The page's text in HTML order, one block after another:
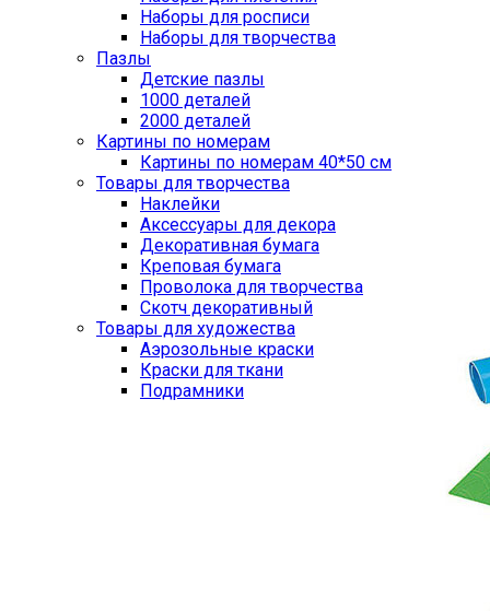
Наборы для росписи
Наборы для творчества
Пазлы
Детские пазлы
1000 деталей
2000 деталей
Картины по номерам
Картины по номерам 40*50 см
Товары для творчества
Наклейки
Аксессуары для декора
Декоративная бумага
Креповая бумага
Проволока для творчества
Скотч декоративный
Товары для художества
Аэрозольные краски
Краски для ткани
Подрамники